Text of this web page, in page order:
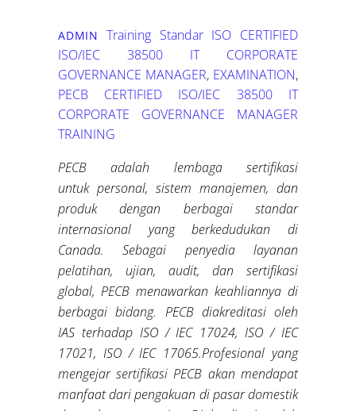
ADMIN Training Standar ISO CERTIFIED
ISO/IEC 38500 IT CORPORATE
GOVERNANCE MANAGER, EXAMINATION,
PECB CERTIFIED ISO/IEC 38500 IT
CORPORATE GOVERNANCE MANAGER
TRAINING
PECB adalah lembaga sertifikasi
untukpersonal, sistem manajemen, dan
produk dengan berbagai standar
internasional yang berkedudukan di
Canada.
Sebagai penyedia layanan
pelatihan, ujian, audit, dan sertifikasi
global, PECB menawarkan keahliannya di
berbagai bidang. PECB diakreditasi oleh
IAS terhadap ISO / IEC 17024, ISO / IEC
17021, ISO / IEC 17065.Profesional yang
mengejar sertifikasi PECB akan mendapat
manfaat dari pengakuan di pasar domestik